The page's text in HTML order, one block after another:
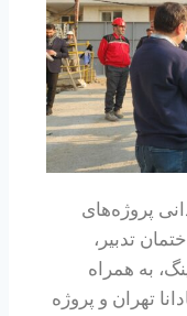
پروژه‌های
تدبیر،
به همراه
تهران و پروژه